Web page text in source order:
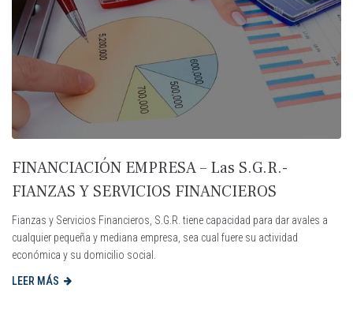
FINANCIACIÓN EMPRESA – Las S.G.R.-
FIANZAS Y SERVICIOS FINANCIEROS
Fianzas y Servicios Financieros, S.G.R. tiene capacidad para dar avales a
cualquier pequeña y mediana empresa, sea cual fuere su actividad
económica y su domicilio social.
LEER MÁS